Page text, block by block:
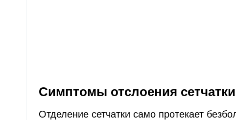
Симптомы отслоения сетчатки
Отделение сетчатки само протекает